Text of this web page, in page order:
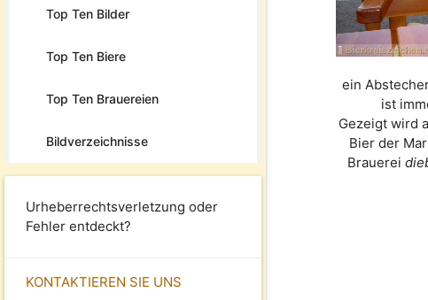
Top Ten Bilder
Top Ten Biere
Top Ten Brauereien
Bildverzeichnisse
Urheberrechtsverletzung oder
Fehler entdeckt?
KONTAKTIEREN SIE UNS
ein
ist
Gezeigt wird
Bier der
Brauerei